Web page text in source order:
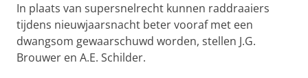
In plaats van supersnelrecht kunnen raddraaiers
tijdens nieuwjaarsnacht beter vooraf met een
dwangsom gewaarschuwd worden, stellen J.G.
Brouwer en A.E. Schilder.